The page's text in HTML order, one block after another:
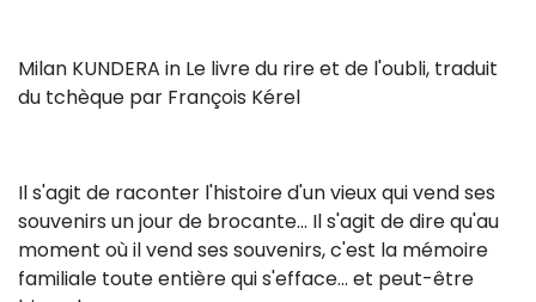
Milan KUNDERA in Le livre du rire et de l'oubli, traduit
du tchèque par François Kérel
Il s'agit de raconter l'histoire d'un vieux qui vend ses
souvenirs un jour de brocante... Il s'agit de dire qu'au
moment où il vend ses souvenirs, c'est la mémoire
familiale toute entière qui s'efface... et peut-être